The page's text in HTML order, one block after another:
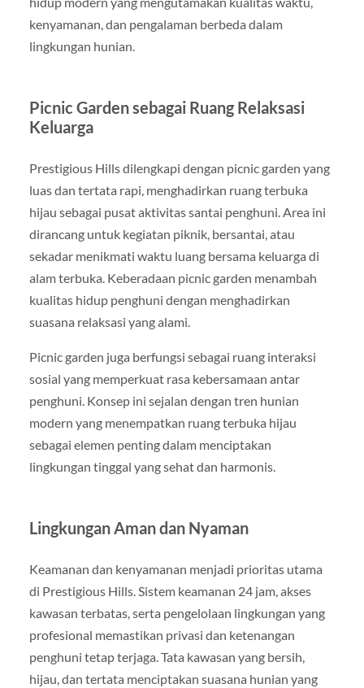
kenyamanan, dan pengalaman berbeda dalam
lingkungan hunian.
Picnic Garden sebagai Ruang Relaksasi
Keluarga
Prestigious Hills dilengkapi dengan picnic garden yang
luas dan tertata rapi, menghadirkan ruang terbuka
hijau sebagai pusat aktivitas santai penghuni. Area ini
dirancang untuk kegiatan piknik, bersantai, atau
sekadar menikmati waktu luang bersama keluarga di
alam terbuka. Keberadaan picnic garden menambah
kualitas hidup penghuni dengan menghadirkan
suasana relaksasi yang alami.
Picnic garden juga berfungsi sebagai ruang interaksi
sosial yang memperkuat rasa kebersamaan antar
penghuni. Konsep ini sejalan dengan tren hunian
modern yang menempatkan ruang terbuka hijau
sebagai elemen penting dalam menciptakan
lingkungan tinggal yang sehat dan harmonis.
Lingkungan Aman dan Nyaman
Keamanan dan kenyamanan menjadi prioritas utama
di Prestigious Hills. Sistem keamanan 24 jam, akses
kawasan terbatas, serta pengelolaan lingkungan yang
profesional memastikan privasi dan ketenangan
penghuni tetap terjaga. Tata kawasan yang bersih,
hijau, dan tertata menciptakan suasana hunian yang